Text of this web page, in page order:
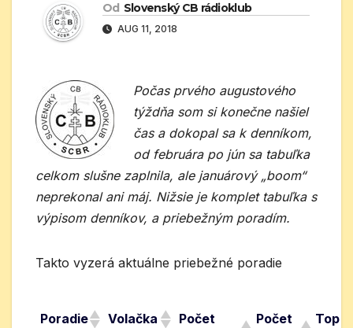
Od Slovenský CB rádioklub
AUG 11, 2018
Počas prvého augustového
týždňa som si konečne našiel
čas a dokopal sa k denníkom,
od februára po jún sa tabuľka
celkom slušne zaplnila, ale januárový „boom“
neprekonal ani máj. Nižsie je komplet tabuľka s
výpisom denníkov, a priebežným poradím.
Takto vyzerá aktuálne priebežné poradie
Poradie Volačka
Počet
Počet
Top